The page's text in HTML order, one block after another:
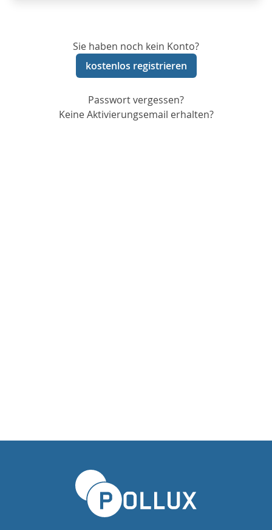
Sie haben noch kein Konto?
kostenlos registrieren
Passwort vergessen?
Keine Aktivierungsemail erhalten?